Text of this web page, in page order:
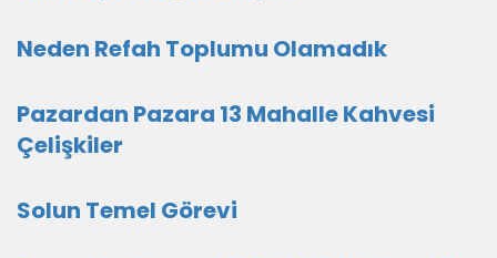
Neden Refah Toplumu Olamadık
Pazardan Pazara 13 Mahalle Kahvesi
Çelişkiler
Solun Temel Görevi